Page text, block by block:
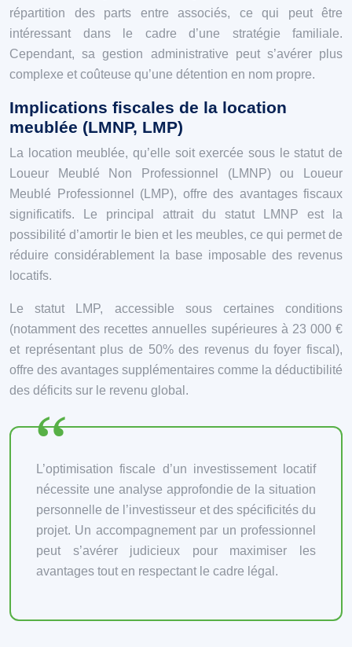
répartition des parts entre associés, ce qui peut être
intéressant dans le cadre d’une stratégie familiale.
Cependant, sa gestion administrative peut s’avérer plus
complexe et coûteuse qu’une détention en nom propre.
Implications fiscales de la location
meublée (LMNP, LMP)
La location meublée, qu’elle soit exercée sous le statut de
Loueur Meublé Non Professionnel (LMNP) ou Loueur
Meublé Professionnel (LMP), offre des avantages fiscaux
significatifs. Le principal attrait du statut LMNP est la
possibilité d’amortir le bien et les meubles, ce qui permet de
réduire considérablement la base imposable des revenus
locatifs.
Le statut LMP, accessible sous certaines conditions
(notamment des recettes annuelles supérieures à 23 000 €
et représentant plus de 50% des revenus du foyer fiscal),
offre des avantages supplémentaires comme la déductibilité
des déficits sur le revenu global.
L’optimisation fiscale d’un investissement locatif
nécessite une analyse approfondie de la situation
personnelle de l’investisseur et des spécificités du
projet. Un accompagnement par un professionnel
peut s’avérer judicieux pour maximiser les
avantages tout en respectant le cadre légal.